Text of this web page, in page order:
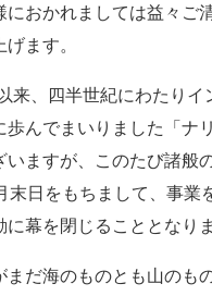
におかれましては益々ご
ます。
来、四半世紀にわたりイ
歩んでまいりました「ナ
いますが、このたび諸般
末日をもちまして、事業
幕を閉じることとなりま
まだ海のものとも山のも